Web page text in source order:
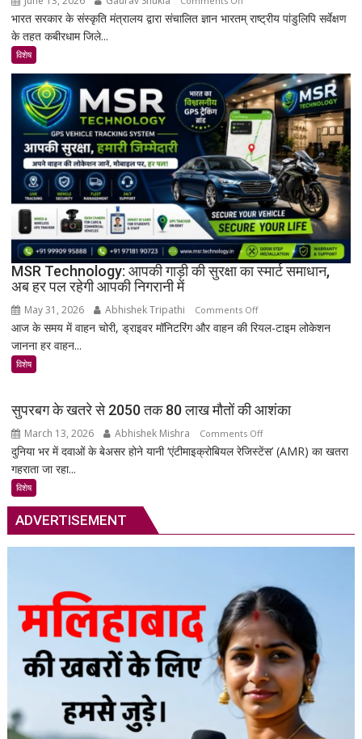
कबीरधाम
इतिहास
का
अनमोल
खजाना,
375
वर्ष
पुरानी
तालपत्र
पांडुलिपि
सहित
38
दुर्लभ
भारत सरकार के संस्कृति मंत्रालय द्वारा संचालित ज्ञान भारतम् राष्ट्रीय पांडुलिपि सर्वेक्षण
के तहत कबीरधाम जिले...
विशेष
MSR Technology: आपकी गाड़ी की सुरक्षा का स्मार्ट समाधान,
अब हर पल रहेगी आपकी निगरानी में
May 31, 2026 Abhishek Tripathi Comments Offon
MSR
सुरक्षा
का
स्मार्ट
में
आज के समय में वाहन चोरी, ड्राइवर मॉनिटरिंग और वाहन की रियल-टाइम लोकेशन
जानना हर वाहन...
विशेष
सुपरबग के खतरे से 2050 तक 80 लाख मौतों की आशंका
March 13, 2026 Abhishek Mishra Comments Offon
सुपरबग
मौतों
की
आशंका
दुनिया भर में दवाओं के बेअसर होने यानी ‘एंटीमाइक्रोबियल रेजिस्टेंस’ (AMR) का खतरा
गहराता जा रहा...
विशेष
ADVERTISEMENT